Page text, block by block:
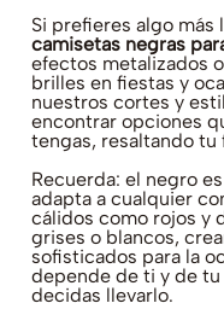
Si prefieres algo
camisetas negras
efectos metalizados
brilles en fiestas y
nuestros cortes y
encontrar opciones
tengas, resaltando tu
Recuerda: el negro
adapta a cualquier
cálidos como rojos y
grises o blancos,
sofisticados para la
depende de ti y de
decidas llevarlo.